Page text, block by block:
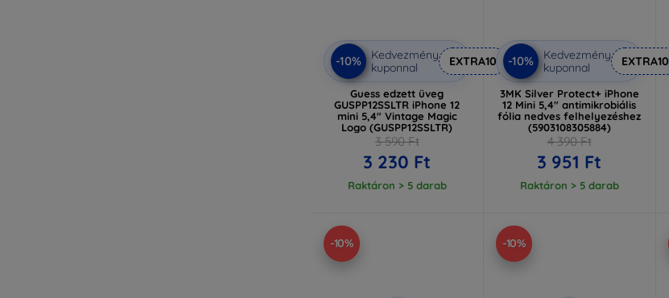
-10%
Kedvezmény
kuponnal
EXTRA10
Guess edzett üveg
GUSPP12SSLTR iPhone 12
mini 5,4" Vintage Magic
Logo (GUSPP12SSLTR)
3 590 Ft
3 230 Ft
Raktáron > 5 darab
-10%
Kedvezmény
kuponnal
EXTRA10
3MK Silver Protect+ iPhone
12 Mini 5,4" antimikrobiális
fólia nedves felhelyezéshez
(5903108305884)
4 390 Ft
3 951 Ft
Raktáron > 5 darab
-10% -10%